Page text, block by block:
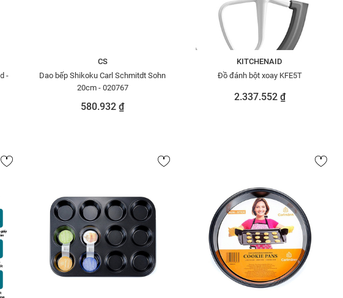
-
CS
Dao bếp Shikoku Carl Schmitdt Sohn
20cm - 020767
580.932 ₫
KITCHENAID
Đồ đánh bột xoay KFE5T
2.337.552 ₫